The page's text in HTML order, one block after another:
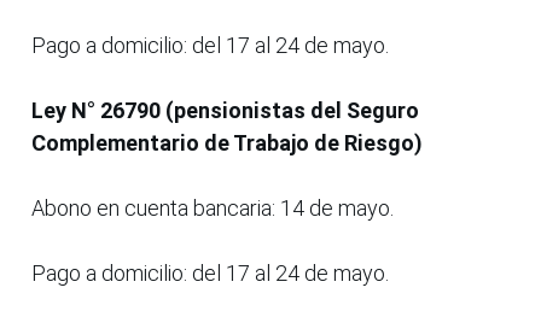
Pago a domicilio: del 17 al 24 de mayo.
Ley N° 26790 (pensionistas del Seguro
Complementario de Trabajo de Riesgo)
Abono en cuenta bancaria: 14 de mayo.
Pago a domicilio: del 17 al 24 de mayo.